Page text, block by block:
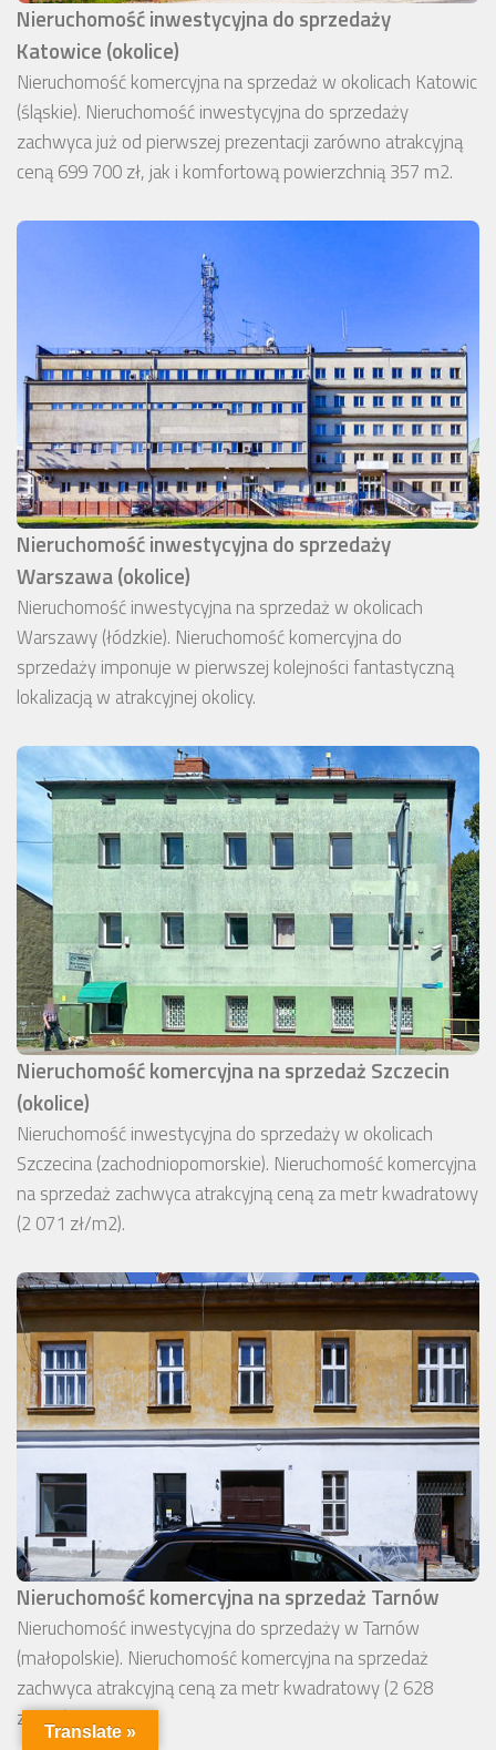
Nieruchomość inwestycyjna do sprzedaży
Katowice (okolice)
Nieruchomość komercyjna na sprzedaż w okolicach Katowic
(śląskie). Nieruchomość inwestycyjna do sprzedaży
zachwyca już od pierwszej prezentacji zarówno atrakcyjną
ceną 699 700 zł, jak i komfortową powierzchnią 357 m2.
Nieruchomość inwestycyjna do sprzedaży
Warszawa (okolice)
Nieruchomość inwestycyjna na sprzedaż w okolicach
Warszawy (łódzkie). Nieruchomość komercyjna do
sprzedaży imponuje w pierwszej kolejności fantastyczną
lokalizacją w atrakcyjnej okolicy.
Nieruchomość komercyjna na sprzedaż Szczecin
(okolice)
Nieruchomość inwestycyjna do sprzedaży w okolicach
Szczecina (zachodniopomorskie). Nieruchomość komercyjna
na sprzedaż zachwyca atrakcyjną ceną za metr kwadratowy
(2 071 zł/m2).
Nieruchomość komercyjna na sprzedaż Tarnów
Nieruchomość inwestycyjna do sprzedaży w Tarnów
(małopolskie). Nieruchomość komercyjna na sprzedaż
zachwyca atrakcyjną ceną za metr kwadratowy (2 628
zł/m2).Translate »